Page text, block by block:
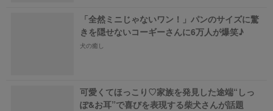
「全然ミニじゃないワン！」パンのサイズに驚
きを隠せないコーギーさんに6万人が爆笑♪
犬の癒し
可愛くてほっこり♡家族を発見した途端“しっ
ぽ&お耳”で喜びを表現する柴犬さんが話題